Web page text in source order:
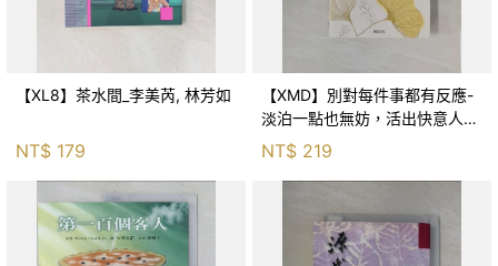
【XL8】茶水間_李美芮, 林芳如
NT$ 179
【XMD】別對每件事都有反應-
淡泊一點也無妨，活出快意人生
的99個禪練習！_枡野俊明, 黃
薇嬪
NT$ 219